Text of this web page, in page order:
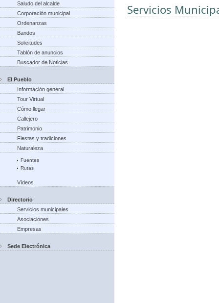
Saludo del alcalde
Corporación municipal
Ordenanzas
Bandos
Solicitudes
Tablón de anuncios
Buscador de Noticias
El Pueblo
Información general
Tour Virtual
Cómo llegar
Callejero
Patrimonio
Fiestas y tradiciones
Naturaleza
Fuentes
Rutas
Vídeos
Directorio
Servicios municipales
Asociaciones
Empresas
Sede Electrónica
Servicios